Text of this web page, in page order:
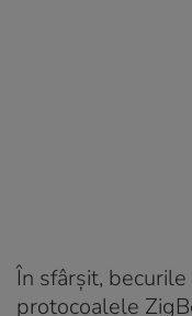
În sfârșit,
protocoalele